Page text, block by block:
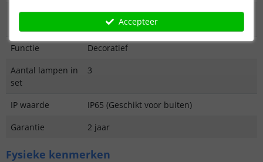
Type
Hanglamp, priklamp en tafellamp-in-1
Functie
Decoratief
Aantal lampen in
set
3
IP waarde
IP65 (Geschikt voor buiten)
Garantie
2 jaar
Fysieke kenmerken
Accepteer